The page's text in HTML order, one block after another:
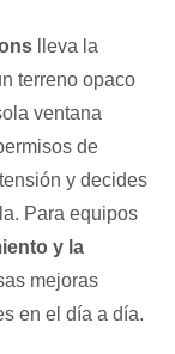
lleva la
terreno opaco
ventana
de
y decides
Para equipos
y la
mejoras
en el día a día.